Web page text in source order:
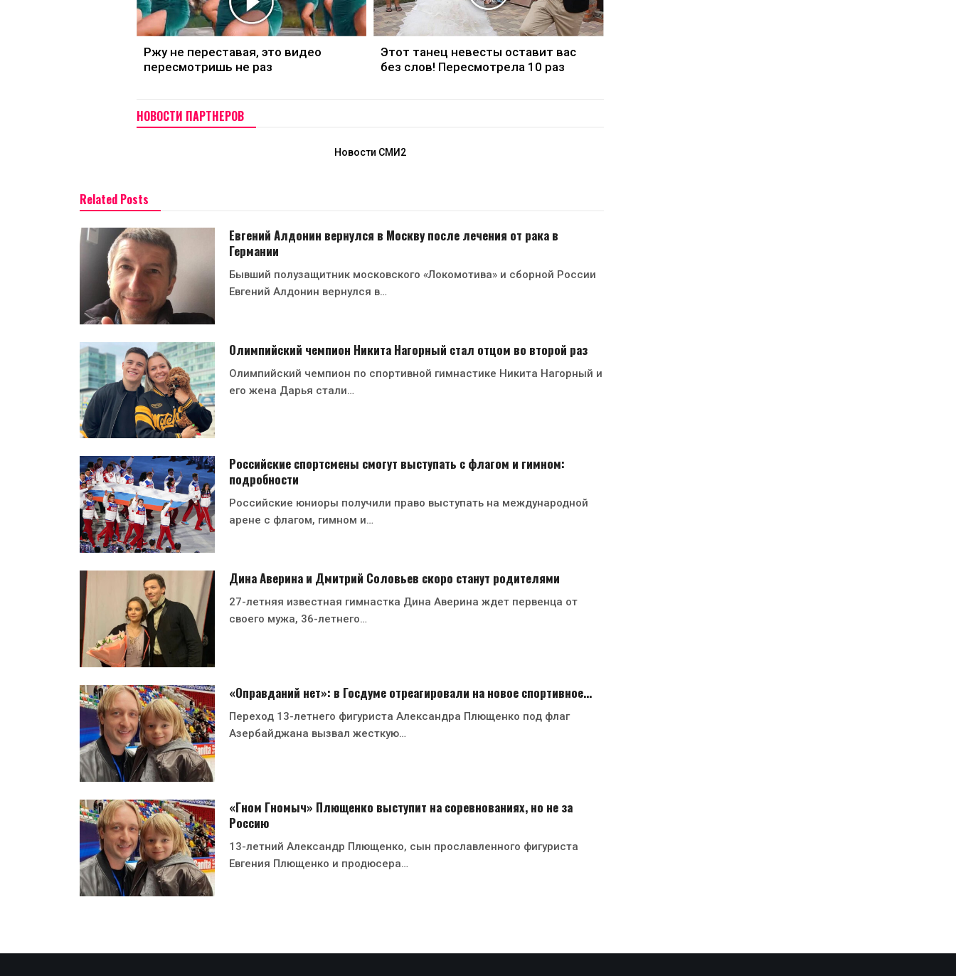
Ржу не переставая, это видео
пересмотришь не раз
Этот танец невесты оставит вас
без слов! Пересмотрела 10 раз
НОВОСТИ ПАРТНЕРОВ
Новости СМИ2
Related Posts
Евгений Алдонин вернулся в Москву после лечения от рака в
Германии
Бывший полузащитник московского «Локомотива» и сборной России
Евгений Алдонин вернулся в…
Олимпийский чемпион Никита Нагорный стал отцом во второй раз
Олимпийский чемпион по спортивной гимнастике Никита Нагорный и
его жена Дарья стали…
Российские спортсмены смогут выступать с флагом и гимном:
подробности
Российские юниоры получили право выступать на международной
арене с флагом, гимном и…
Дина Аверина и Дмитрий Соловьев скоро станут родителями
27-летняя известная гимнастка Дина Аверина ждет первенца от
своего мужа, 36-летнего…
«Оправданий нет»: в Госдуме отреагировали на новое спортивное…
Переход 13-летнего фигуриста Александра Плющенко под флаг
Азербайджана вызвал жесткую…
«Гном Гномыч» Плющенко выступит на соревнованиях, но не за
Россию
13-летний Александр Плющенко, сын прославленного фигуриста
Евгения Плющенко и продюсера…